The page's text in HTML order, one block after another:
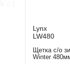
Lynx
LW480
Щетка с/о
Winter